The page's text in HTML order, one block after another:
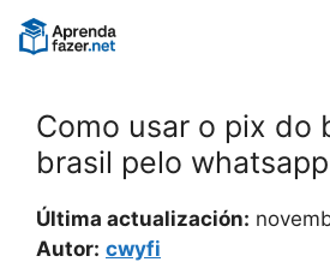
Pular
para
Como usar o pix do
brasil pelo whatsapp
Última actualización:
Autor: cwyfi